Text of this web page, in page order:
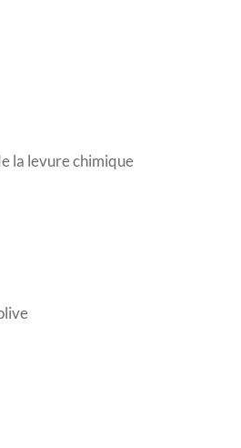
la levure chimique